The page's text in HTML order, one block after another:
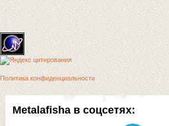
Metalafisha в соцсетях:
Политика конфиденциальности